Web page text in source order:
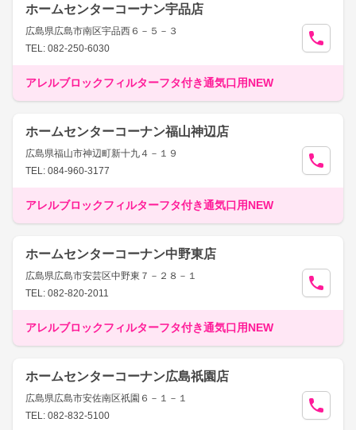
ホームセンターコーナン宇品店
広島県広島市南区宇品西６－５－３
TEL: 082-250-6030
アレルブロックフィルターフタ付き通気口用NEW
ホームセンターコーナン福山神辺店
広島県福山市神辺町新十九４－１９
TEL: 084-960-3177
アレルブロックフィルターフタ付き通気口用NEW
ホームセンターコーナン中野東店
広島県広島市安芸区中野東７－２８－１
TEL: 082-820-2011
アレルブロックフィルターフタ付き通気口用NEW
ホームセンターコーナン広島祇園店
広島県広島市安佐南区祇園６－１－１
TEL: 082-832-5100